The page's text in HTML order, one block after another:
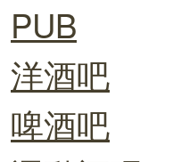
PUB
洋酒吧
啤酒吧